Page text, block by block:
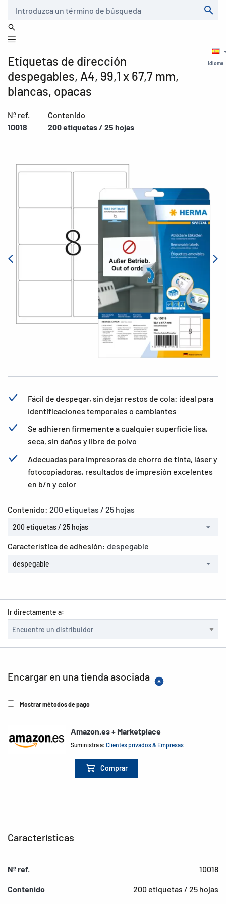
Idioma
Etiquetas de dirección
despegables, A4, 99,1 x 67,7 mm,
blancas, opacas
Nº ref.
10018
Contenido
200 etiquetas / 25 hojas
Fácil de despegar, sin dejar restos de cola: ideal para
identificaciones temporales o cambiantes
Se adhieren firmemente a cualquier superficie lisa,
seca, sin daños y libre de polvo
Adecuadas para impresoras de chorro de tinta, láser y
fotocopiadoras, resultados de impresión excelentes
en b/n y color
Contenido: 200 etiquetas / 25 hojas
200 etiquetas / 25 hojas
Característica de adhesión: despegable
despegable
Ir directamente a:
Encargar en una tienda asociada
Mostrar métodos de pago
Amazon.es + Marketplace
Suministra a:Clientes privados & Empresas
Comprar
Características
Nº ref. 10018
Contenido 200 etiquetas / 25 hojas